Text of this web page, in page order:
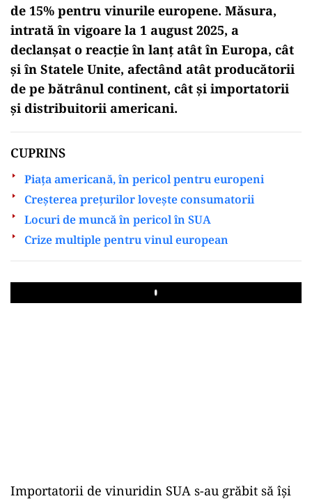
de 15% pentru vinurile europene. Măsura,
intrată în vigoare la 1 august 2025, a
declanșat o reacție în lanț atât în Europa, cât
și în Statele Unite, afectând atât producătorii
de pe bătrânul continent, cât și importatorii
și distribuitorii americani.
CUPRINS
Piața americană, în pericol pentru europeni
Creșterea prețurilor lovește consumatorii
Locuri de muncă în pericol în SUA
Crize multiple pentru vinul european
Play
Importatorii de vinuridin SUA s-au grăbit să își